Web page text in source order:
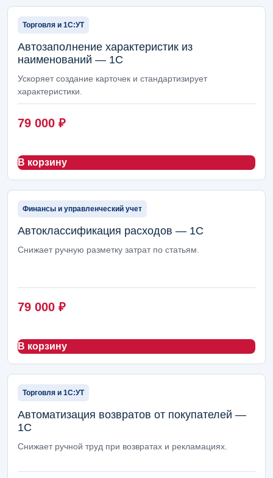
Торговля и 1С:УТ
Автозаполнение характеристик из
наименований — 1С
Ускоряет создание карточек и стандартизирует
характеристики.
79 000 ₽
В корзину
Финансы и управленческий учет
Автоклассификация расходов — 1С
Снижает ручную разметку затрат по статьям.
79 000 ₽
В корзину
Торговля и 1С:УТ
Автоматизация возвратов от покупателей —
1С
Снижает ручной труд при возвратах и рекламациях.